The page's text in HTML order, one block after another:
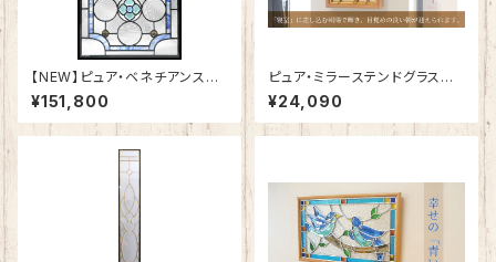
【NEW】ピュア・ベネチアンステ
ンドグラスSH-VA03
¥151,800
ピュア・ミラーステンドグラス
夢を守る「ドリームキャッチャー」
SH-PS02
¥24,090